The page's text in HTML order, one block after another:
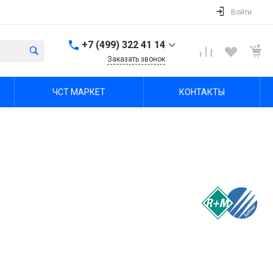
Войти
+7 (499) 322 41 14
г. Тула, Октябрьская ул,
Заказать звонок
ЧСТ МАРКЕТ КОНТАКТЫ